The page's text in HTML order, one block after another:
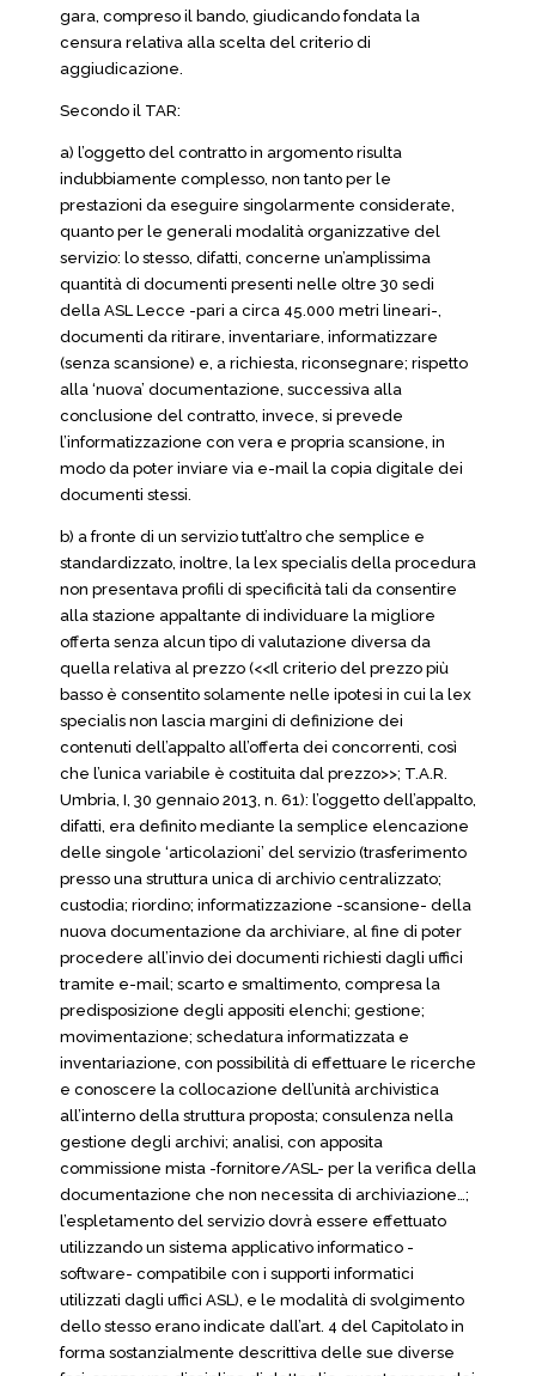
gara, compreso il bando, giudicando fondata la
censura relativa alla scelta del criterio di
aggiudicazione.
Secondo il TAR:
a) l’oggetto del contratto in argomento risulta
indubbiamente complesso, non tanto per le
prestazioni da eseguire singolarmente considerate,
quanto per le generali modalità organizzative del
servizio: lo stesso, difatti, concerne un’amplissima
quantità di documenti presenti nelle oltre 30 sedi
della ASL Lecce -pari a circa 45.000 metri lineari-,
documenti da ritirare, inventariare, informatizzare
(senza scansione) e, a richiesta, riconsegnare; rispetto
alla ‘nuova’ documentazione, successiva alla
conclusione del contratto, invece, si prevede
l’informatizzazione con vera e propria scansione, in
modo da poter inviare via e-mail la copia digitale dei
documenti stessi.
b) a fronte di un servizio tutt’altro che semplice e
standardizzato, inoltre, la lex specialis della procedura
non presentava profili di specificità tali da consentire
alla stazione appaltante di individuare la migliore
offerta senza alcun tipo di valutazione diversa da
quella relativa al prezzo (<<Il criterio del prezzo più
basso è consentito solamente nelle ipotesi in cui la lex
specialis non lascia margini di definizione dei
contenuti dell’appalto all’offerta dei concorrenti, così
che l’unica variabile è costituita dal prezzo>>; T.A.R.
Umbria, I, 30 gennaio 2013, n. 61): l’oggetto dell’appalto,
difatti, era definito mediante la semplice elencazione
delle singole ‘articolazioni’ del servizio (trasferimento
presso una struttura unica di archivio centralizzato;
custodia; riordino; informatizzazione -scansione- della
nuova documentazione da archiviare, al fine di poter
procedere all’invio dei documenti richiesti dagli uffici
tramite e-mail; scarto e smaltimento, compresa la
predisposizione degli appositi elenchi; gestione;
movimentazione; schedatura informatizzata e
inventariazione, con possibilità di effettuare le ricerche
e conoscere la collocazione dell’unità archivistica
all’interno della struttura proposta; consulenza nella
gestione degli archivi; analisi, con apposita
commissione mista -fornitore/ASL- per la verifica della
documentazione che non necessita di archiviazione…;
l’espletamento del servizio dovrà essere effettuato
utilizzando un sistema applicativo informatico -
software- compatibile con i supporti informatici
utilizzati dagli uffici ASL), e le modalità di svolgimento
dello stesso erano indicate dall’art. 4 del Capitolato in
forma sostanzialmente descrittiva delle sue diverse